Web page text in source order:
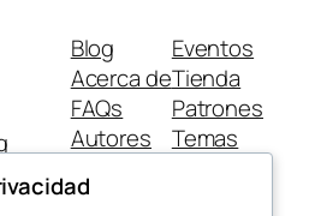
Blog
Acerca de
FAQs
Autores
Eventos
Tienda
Patrones
Temas